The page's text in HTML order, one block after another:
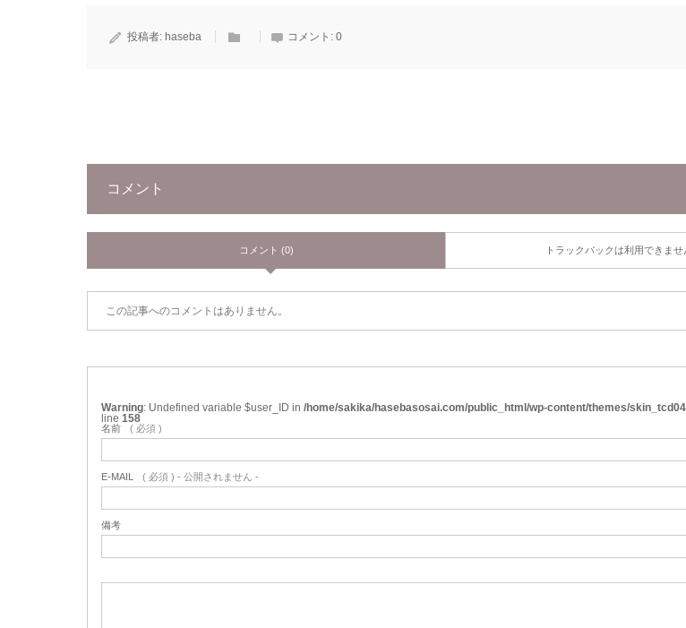
投稿者: haseba コメント: 0
コメント
コメント (0) トラックバックは利用できませ
この記事へのコメントはありません。
Warning : Undefined variable $user_ID in /home/sakika/hasebasosai.com/public_html/wp-content/themes/
line 158
名前 ( 必須 )
E-MAIL ( 必須 ) - 公開されません -
備考